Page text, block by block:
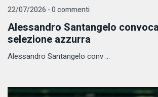
22/07/2026 - 0 commenti
Alessandro Santangelo
selezione azzurra
Alessandro Santangelo conv ...